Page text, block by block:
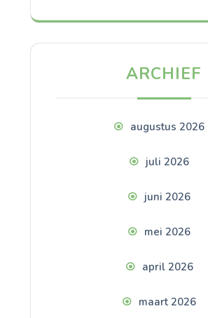
ARCHIEF
augustus 2026
juli 2026
juni 2026
mei 2026
april 2026
maart 2026